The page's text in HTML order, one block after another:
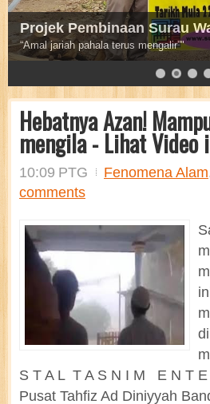
Projek Wakaf Telaga Pam
Sebaik baik sedekah adalah sedekah air
Hebatnya Azan!
mengila - Lihat Video
10:09 PTG Fenomena Alam
comments
S T A L T A S N I M E N T
Pusat Tahfiz Ad Diniyyah